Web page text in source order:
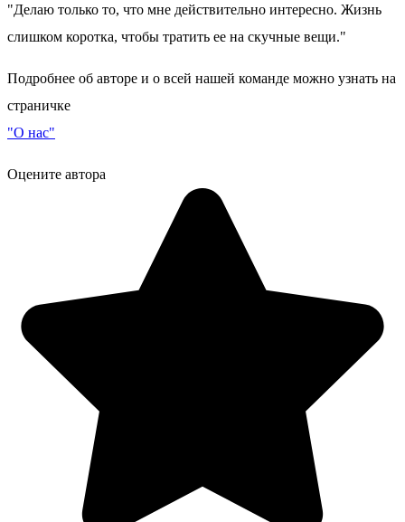
"Делаю только то, что мне действительно интересно. Жизнь
слишком коротка, чтобы тратить ее на скучные вещи."
Подробнее об авторе и о всей нашей команде можно узнать на
страничке
"О нас"
Оцените автора